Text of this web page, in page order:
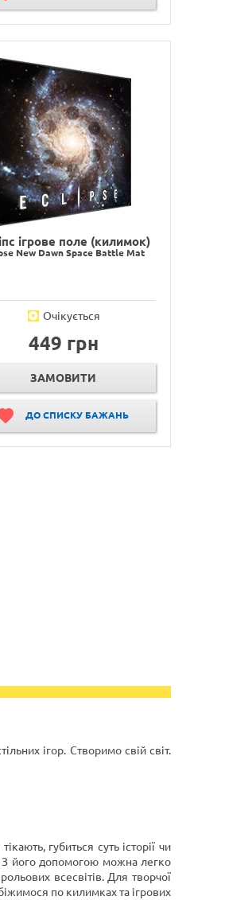
ігрове поле (килимок)
New Dawn Space Battle Mat
Очікується
449 грн
ЗАМОВИТИ
ДО СПИСКУ БАЖАНЬ
ігор. Створимо свій світ.
губиться суть історії чи
З його допомогою можна легко
всесвітів. Для творчої
по килимках та ігрових